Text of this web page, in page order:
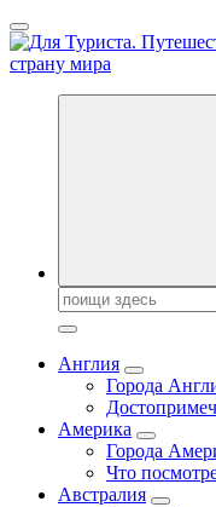
Перейти
к
содержанию
Новости туризма, куда
Поиск:
Англия
Города
Америка
Города
Что
Австралия